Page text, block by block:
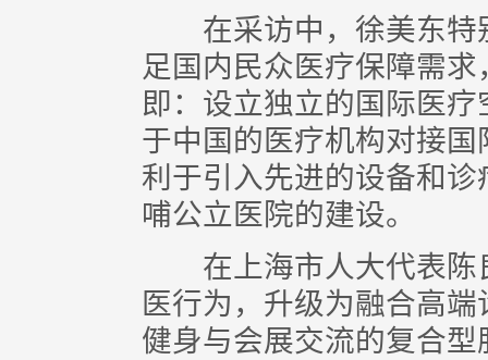
在采访中，徐美东特
足国内民众医疗保障需
即：设立独立的国际医
于中国的医疗机构对接
利于引入先进的设备和
哺公立医院的建设。
在上海市人大代表陈
医行为，升级为融合高
健身与会展交流的复合